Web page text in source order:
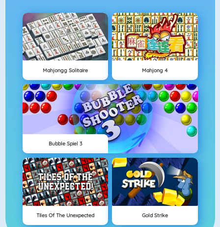
Mahjongg Solitaire Mahjong 4
Bubble Spiel 3
Tiles Of The Unexpected Gold Strike